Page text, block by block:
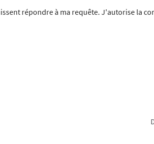
répondre à ma requête. J'autorise la